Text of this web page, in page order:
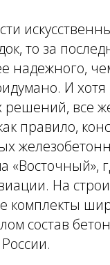
то за
надежного,
И
все
правило,
«Восточный»,
На
комплекты
состав